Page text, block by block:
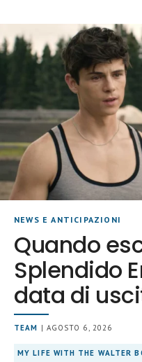
NEWS E ANTICIPAZIONI
Quando
Splendido
data di
TEAM | AGOSTO 6, 2026
MY LIFE WITH THE WALTER